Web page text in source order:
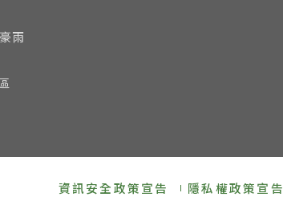
雨
資訊安全政策宣告 隱私權政策宣告